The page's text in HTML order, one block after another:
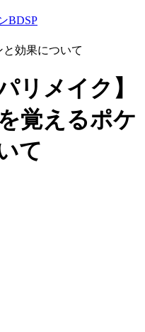
BDSP
効果について
リメイク】
覚えるポケ
て